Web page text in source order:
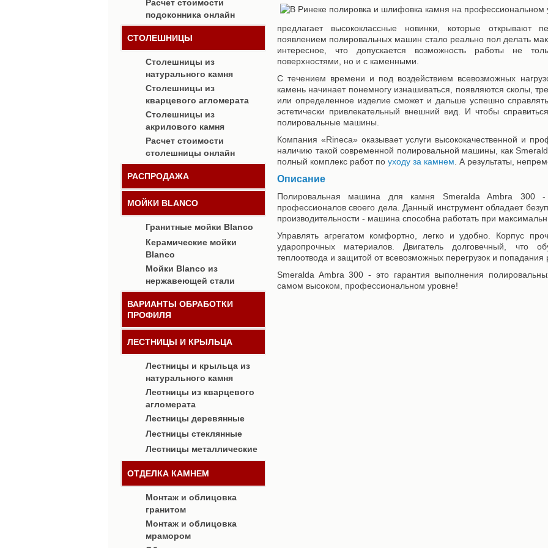
Расчет стоимости
подоконника онлайн
СТОЛЕШНИЦЫ
Столешницы из
натурального камня
Столешницы из
кварцевого агломерата
Столешницы из
акрилового камня
Расчет стоимости
столешницы онлайн
РАСПРОДАЖА
МОЙКИ BLANCO
Гранитные мойки Blanco
Керамические мойки
Blanco
Мойки Blanco из
нержавеющей стали
ВАРИАНТЫ ОБРАБОТКИ
ПРОФИЛЯ
ЛЕСТНИЦЫ И КРЫЛЬЦА
Лестницы и крыльца из
натурального камня
Лестницы из кварцевого
агломерата
Лестницы деревянные
Лестницы стеклянные
Лестницы металлические
ОТДЕЛКА КАМНЕМ
Монтаж и облицовка
гранитом
Монтаж и облицовка
мрамором
предлагает высококлассные новинки, которые
появлением полировальных машин стало реально пол делать
интересное, что допускается возможность работы не
поверхностями, но и с каменными.
С течением времени и под воздействием всевозможных
камень начинает понемногу изнашиваться, появляются сколы,
или определенное изделие сможет и дальше успешно
эстетически привлекательный внешний вид. И чтобы
полировальные машины.
Компания «Rineca» оказывает услуги высококачественной и
наличию такой современной полировальной машины, как
полный комплекс работ по уходу за камнем . А результаты,
Описание
Полировальная машина для камня Smeralda Ambra 300 -
профессионалов своего дела. Данный инструмент обладает
производительности - машина способна работать при
Управлять агрегатом комфортно, легко и удобно. Корпус
ударопрочных материалов. Двигатель долговечный, что
теплоотвода и защитой от всевозможных перегрузок и попадания
Smeralda Ambra 300 - это гарантия выполнения
самом высоком, профессиональном уровне!